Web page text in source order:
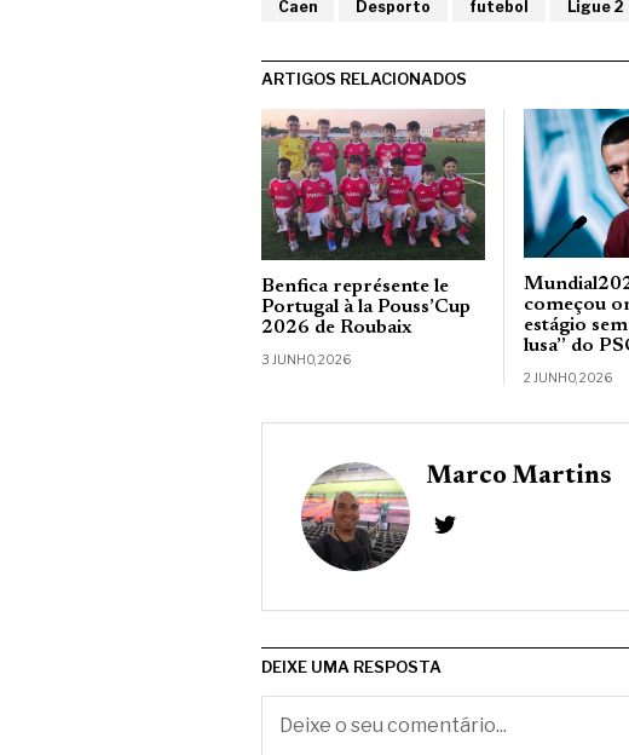
Caen Desporto futebol Ligue 2
ARTIGOS RELACIONADOS
Benfica représente le
Portugal à la Pouss’Cup
2026 de Roubaix
3 JUNHO, 2026
começou
estágio
lusa” do
2 JUNHO, 2026
Marco Martins
DEIXE UMA RESPOSTA